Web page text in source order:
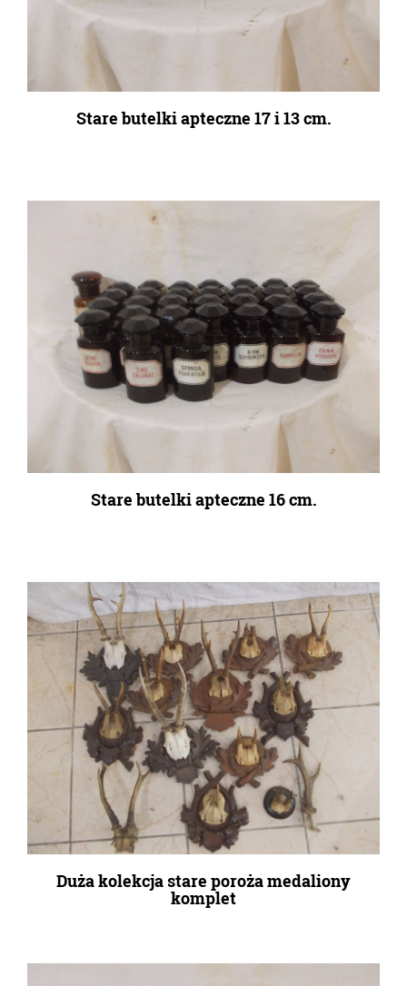
Stare butelki apteczne 17 i 13 cm.
Stare butelki apteczne 16 cm.
Duża kolekcja stare poroża medaliony
komplet